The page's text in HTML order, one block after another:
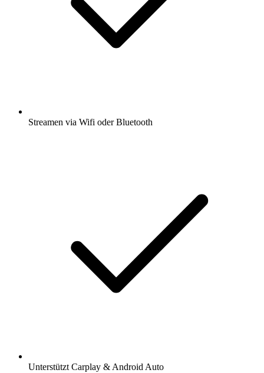
Streamen via Wifi oder Bluetooth
Unterstützt Carplay & Android Auto